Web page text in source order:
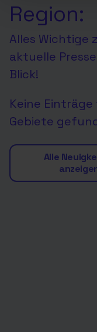
Region:
Alles Wichtige
aktuelle
Blick!
Keine
Gebiete
Alle